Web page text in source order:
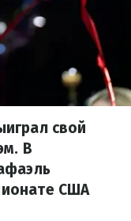
свой
В
США